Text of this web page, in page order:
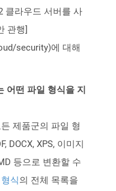
클라우드 서버를 사
관행]
security)에 대해
어떤 파일 형식을 지
제품군의 파일 형
DOCX, XPS, 이미지
등으로 변환할 수
식의 전체 목록을